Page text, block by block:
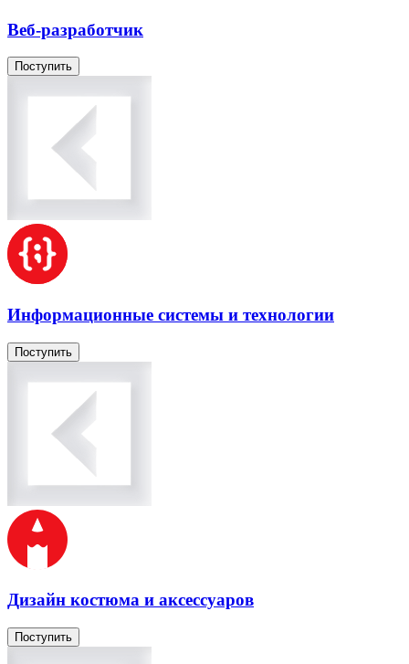
Веб-разработчик
Поступить
Информационные системы и технологии
Поступить
Дизайн костюма и аксессуаров
Поступить